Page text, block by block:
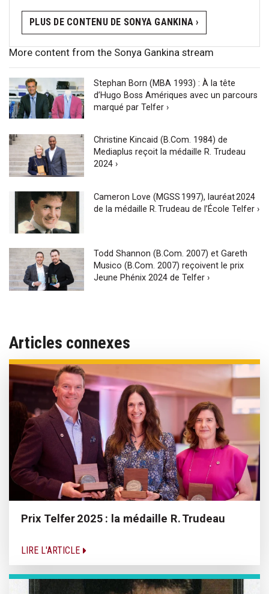
PLUS DE CONTENU DE SONYA GANKINA ›
More content from the Sonya Gankina stream
Stephan Born (MBA 1993) : À la tête
d’Hugo Boss Amériques avec un parcours
marqué par Telfer ›
Christine Kincaid (B.Com. 1984) de
Mediaplus reçoit la médaille R. Trudeau
2024 ›
Cameron Love (MGSS 1997), lauréat 2024
de la médaille R. Trudeau de l’École Telfer ›
Todd Shannon (B.Com. 2007) et Gareth
Musico (B.Com. 2007) reçoivent le prix
Jeune Phénix 2024 de Telfer ›
Articles connexes
Prix Telfer 2025 : la médaille R. Trudeau
LIRE L'ARTICLE